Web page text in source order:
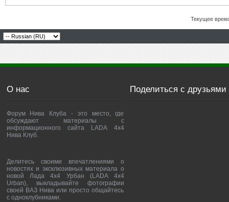
Текущее
О нас
Форум Нива Клуба - это место, где
обсуждают материалы с
информационного сайта LADA 4x4
Нива Клуб.
Делитесь своими впечатлениями о
новостях и эксклюзивных материала о
новой Лада 4х4 Урбан (LADA 4x4
Urban), выкладывайте фотографии
своей ВАЗ Нива или просто общайтесь
с одноклубниками.
Поделиться с друзьями